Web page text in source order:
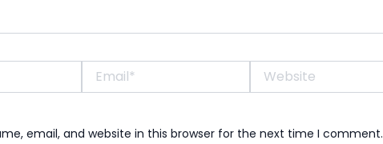
Website
email, and website in this browser for the next time I comment.